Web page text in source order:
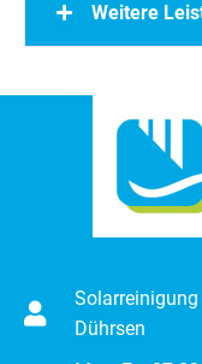
Weitere
Dührsen